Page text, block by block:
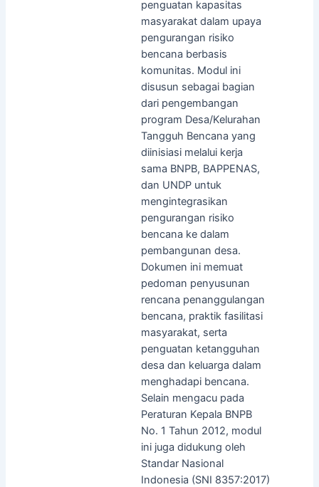
penguatan kapasitas
masyarakat dalam upaya
pengurangan risiko
bencana berbasis
komunitas. Modul ini
disusun sebagai bagian
dari pengembangan
program Desa/Kelurahan
Tangguh Bencana yang
diinisiasi melalui kerja
sama BNPB, BAPPENAS,
dan UNDP untuk
mengintegrasikan
pengurangan risiko
bencana ke dalam
pembangunan desa.
Dokumen ini memuat
pedoman penyusunan
rencana penanggulangan
bencana, praktik fasilitasi
masyarakat, serta
penguatan ketangguhan
desa dan keluarga dalam
menghadapi bencana.
Selain mengacu pada
Peraturan Kepala BNPB
No. 1 Tahun 2012, modul
ini juga didukung oleh
Standar Nasional
Indonesia (SNI 8357:2017)